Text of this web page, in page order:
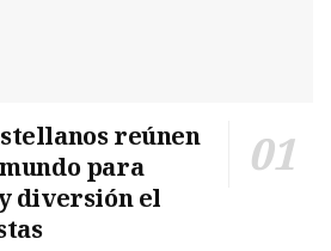
reúnen
para
diversión el